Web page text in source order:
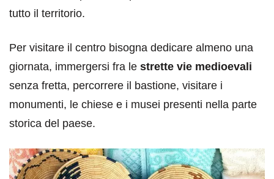
tutto il territorio.
Per visitare il centro bisogna dedicare almeno una
giornata, immergersi fra le strette vie medioevali
senza fretta, percorrere il bastione, visitare i
monumenti, le chiese e i musei presenti nella parte
storica del paese.